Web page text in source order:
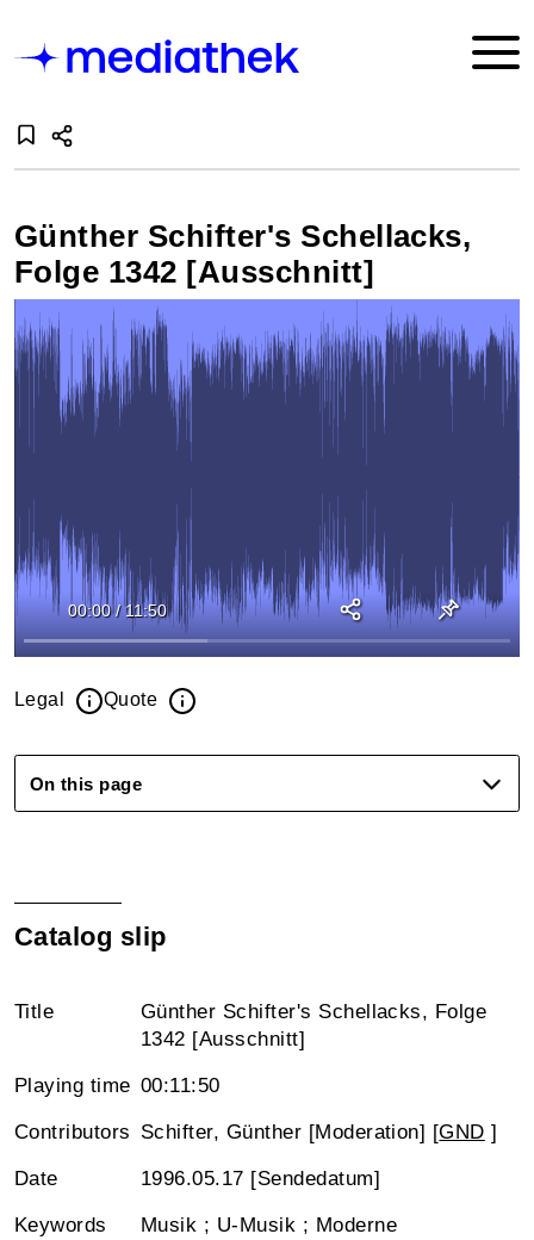
Günther Schifter's Schellacks,
Folge 1342 [Ausschnitt]
00:00 / 11:50
Legal Quote
On this page
Catalog slip
Title
Günther Schifter's Schellacks, Folge
1342 [Ausschnitt]
Playing time 00:11:50
Contributors Schifter, Günther [Moderation] [GND ]
Date 1996.05.17 [Sendedatum]
Keywords
Musik ; U-Musik ; Moderne